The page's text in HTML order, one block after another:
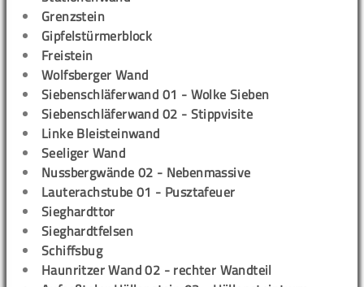
Grenzstein
Gipfelstürmerblock
Freistein
Wolfsberger Wand
Siebenschläferwand 01 - Wolke Sieben
Siebenschläferwand 02 - Stippvisite
Linke Bleisteinwand
Seeliger Wand
Nussbergwände 02 - Nebenmassive
Lauterachstube 01 - Pusztafeuer
Sieghardttor
Sieghardtfelsen
Schiffsbug
Haunritzer Wand 02 - rechter Wandteil